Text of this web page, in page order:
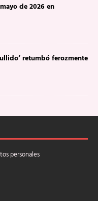
de 2026 en
retumbó ferozmente
personales